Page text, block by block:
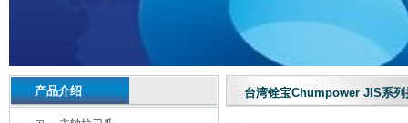
台湾铨宝Chumpower JIS系列
产品介绍